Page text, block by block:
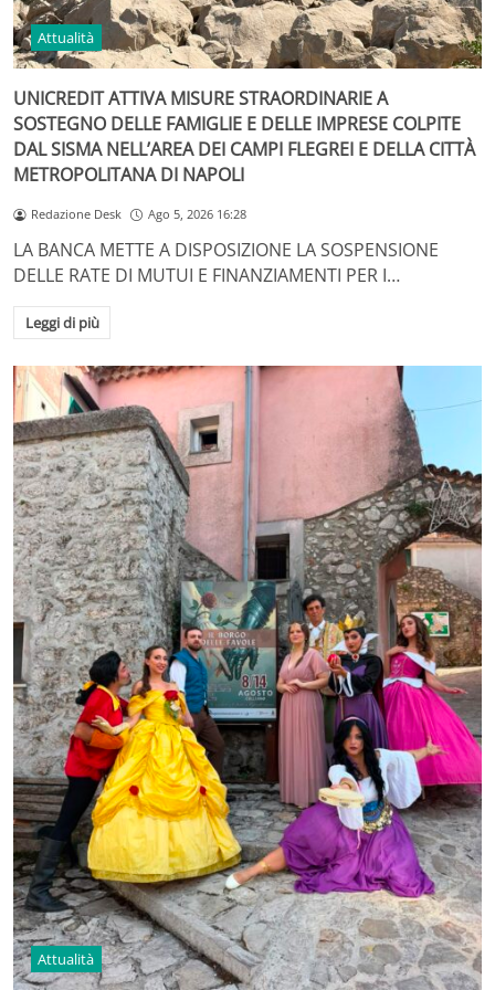
Attualità
UNICREDIT ATTIVA MISURE STRAORDINARIE A
SOSTEGNO DELLE FAMIGLIE E DELLE IMPRESE COLPITE
DAL SISMA NELL’AREA DEI CAMPI FLEGREI E DELLA CITTÀ
METROPOLITANA DI NAPOLI
Redazione Desk Ago 5, 2026 16:28
LA BANCA METTE A DISPOSIZIONE LA SOSPENSIONE
DELLE RATE DI MUTUI E FINANZIAMENTI PER I…
Leggi di più
Attualità